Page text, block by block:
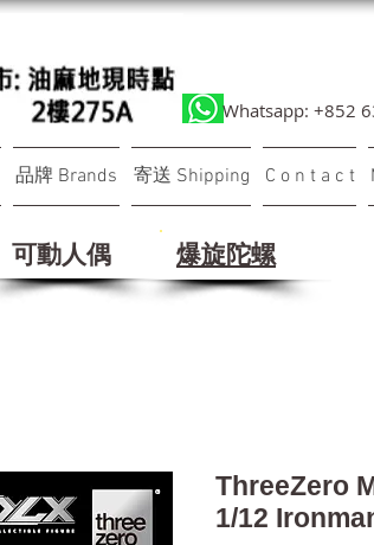
Whatsapp: +852
品牌 Brands 寄送 Shipping C o n t a c t
可動人偶 ​爆旋陀螺
ThreeZero
1/12